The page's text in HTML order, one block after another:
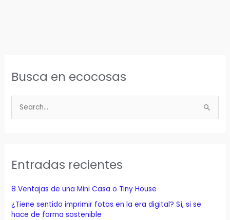
Busca en ecocosas
r
p
r
Entradas recientes
8 Ventajas de una Mini Casa o Tiny House
¿Tiene sentido imprimir fotos en la era digital? Sí, si se
hace de forma sostenible